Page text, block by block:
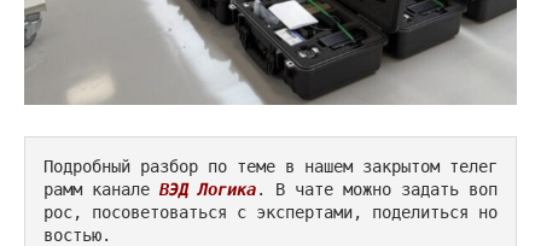
Подробный разбор по теме в нашем закрытом телег
рамм канале ВЭД Логика. В чате можно задать воп
рос, посоветоваться с экспертами, поделиться но
востью.